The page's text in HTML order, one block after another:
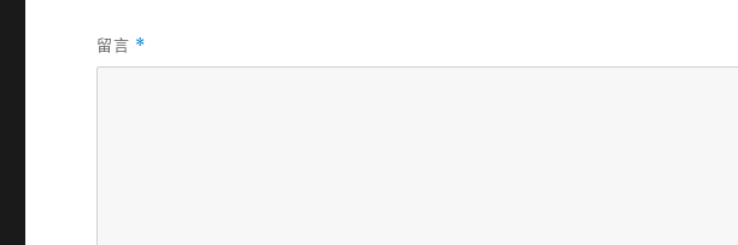
留言 *